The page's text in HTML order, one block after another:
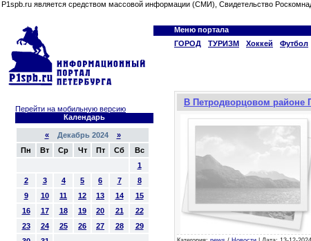
P1spb.ru является средством массовой информации (СМИ), Свидетельство
Меню портала
ГОРОД
ТУРИЗМ Хоккей Футбол
Перейти на мобильную версию
Календарь
«Декабрь 2024 »
Пн
Вт Ср Чт Пт Сб
Вс
1
2
3 4 5 6 7
8
9
10 11 12 13 14
15
16
17 18 19 20 21
22
23
24 25 26 27 28
29
В Петродворцовом районе